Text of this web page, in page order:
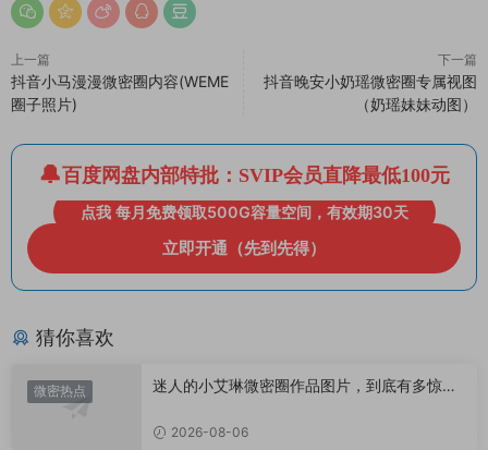
上一篇
抖音小马漫漫微密圈内容(WEME
圈子照片)
下一篇
抖音晚安小奶瑶微密圈专属视图
（奶瑶妹妹动图）
百度网盘内部特批：SVIP会员直降最低100元
点我 每月免费领取500G容量空间，有效期30天
立即开通（先到先得）
猜你喜欢
微密热点
迷人的小艾琳微密圈作品图片，到底有多惊
2026-08-06